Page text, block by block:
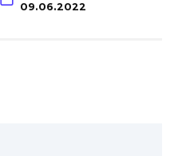
09.06.2022